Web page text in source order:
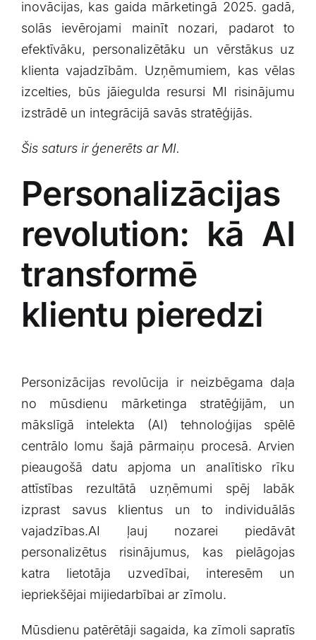
inovācijas, kas gaida mārketingā 2025. gadā,
solās‌ ievērojami mainīt nozari,⁤ padarot ‍to
⁢efektīvāku, personalizētāku un vērstākus⁢ uz
klienta vajadzībām. Uzņēmumiem, kas vēlas
izcelties, būs jāiegulda resursi MI risinājumu⁣
izstrādē un integrācijā savās stratēģijās.
Šis saturs ir ģenerēts ar MI.
Personalizācijas
revolution: kā AI
transformē
klientu ‍pieredzi
Personizācijas​ revolūcija ir neizbēgama daļa
no mūsdienu mārketinga stratēģijām, ⁣un
mākslīgā intelekta‍ (AI) tehnoloģijas spēlē
centrālo lomu šajā pārmaiņu procesā. Arvien
pieaugošā datu‌ apjoma un ⁣analītisko ⁣rīku
attīstības rezultātā uzņēmumi spēj labāk
izprast savus klientus un to individuālās
vajadzības.AI ļauj nozarei piedāvāt⁤
personalizētus risinājumus, kas pielāgojas
katra⁢ lietotāja uzvedībai, interesēm un
iepriekšējai mijiedarbībai ar zīmolu.
Mūsdienu patērētāji sagaida, ka zīmoli ⁤sapratīs